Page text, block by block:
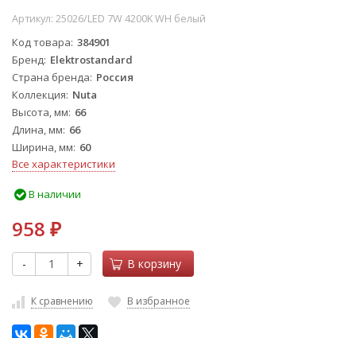
Артикул: 25026/LED 7W 4200K WH белый
Код товара 384901
Бренд Elektrostandard
Страна бренда Россия
Коллекция Nuta
Высота, мм 66
Длина, мм 66
Ширина, мм 60
Все характеристики
В наличии
958 ₽
- + В корзину
К сравнению В избранное